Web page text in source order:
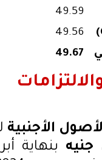
49.59
49.56
49.67
الأجنبية